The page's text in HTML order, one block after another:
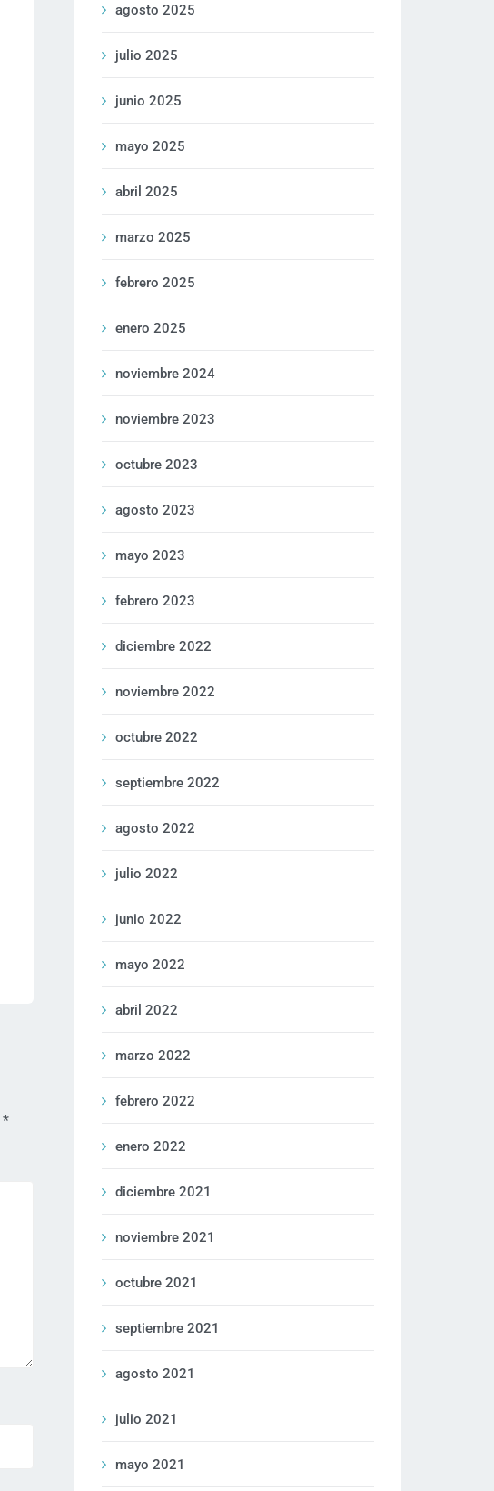
*
agosto 2025
julio 2025
junio 2025
mayo 2025
abril 2025
marzo 2025
febrero 2025
enero 2025
noviembre 2024
noviembre 2023
octubre 2023
agosto 2023
mayo 2023
febrero 2023
diciembre 2022
noviembre 2022
octubre 2022
septiembre 2022
agosto 2022
julio 2022
junio 2022
mayo 2022
abril 2022
marzo 2022
febrero 2022
enero 2022
diciembre 2021
noviembre 2021
octubre 2021
septiembre 2021
agosto 2021
julio 2021
mayo 2021